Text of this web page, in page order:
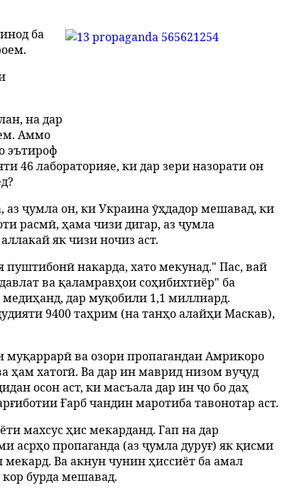
ба
на дар
Аммо
эътироф
46 лабораторияе, ки дар зери назорати он
ҷумла он, ки Украина ӯҳдадор мешавад, ки
расмӣ, ҳама чизи дигар, аз ҷумла
як чизи ночиз аст.
накарда, хато мекунад." Пас, вай
ва қаламравҳои соҳибихтиёр" ба
дар муқобили 1,1 миллиард.
9400 таҳрим (на танҳо алайҳи Маскав),
муқаррарӣ ва озори пропагандаи Амрикоро
ҳам хатогӣ. Ва дар ин маврид низом вуҷуд
осон аст, ки масъала дар ин ҷо бо даҳ
Ғарб чандин маротиба тавонотар аст.
махсус ҳис мекарданд. Гап на дар
асрҳо пропаганда (аз ҷумла дуруғ) як қисми
мекард. Ва акнун чунин ҳиссиёт ба амал
бурда мешавад.